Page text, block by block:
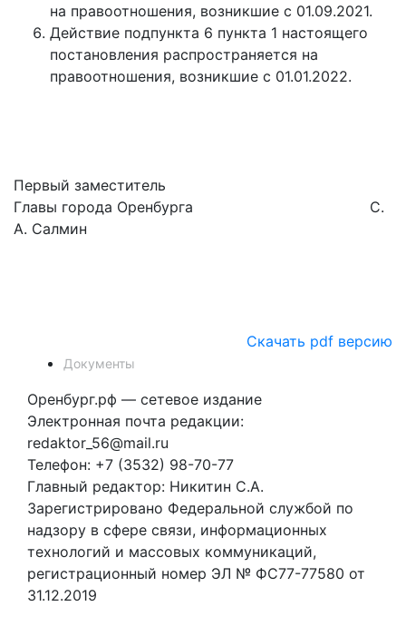
на правоотношения, возникшие с 01.09.2021.
Действие подпункта 6 пункта 1 настоящего
постановления распространяется на
правоотношения, возникшие с 01.01.2022.
Первый заместитель
Главы города Оренбурга С.
А. Салмин
Скачать pdf версию
Документы
Оренбург.рф — сетевое издание
Электронная почта редакции:
redaktor_56@mail.ru
Телефон: +7 (3532) 98-70-77
Главный редактор: Никитин С.А.
Зарегистрировано Федеральной службой по
надзору в сфере связи, информационных
технологий и массовых коммуникаций,
регистрационный номер ЭЛ № ФС77-77580 от
31.12.2019